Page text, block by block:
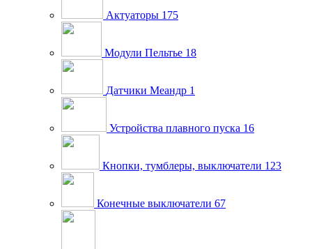
Актуаторы 175
Модули Пельтье 18
Датчики Меандр 1
Устройства плавного пуска 16
Кнопки, тумблеры, выключатели 123
Конечные выключатели 67